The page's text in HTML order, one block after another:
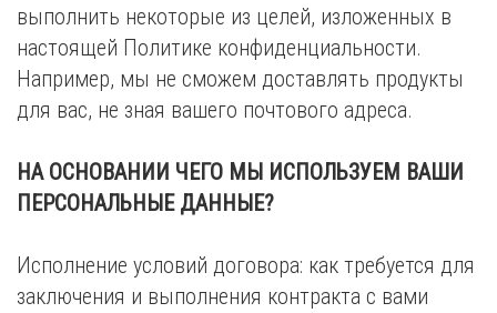
выполнить некоторые из целей, изложенных в
настоящей Политике конфиденциальности.
Например, мы не сможем доставлять продукты
для вас, не зная вашего почтового адреса.
НА ОСНОВАНИИ ЧЕГО МЫ ИСПОЛЬЗУЕМ ВАШИ
ПЕРСОНАЛЬНЫЕ ДАННЫЕ?
Исполнение условий договора: как требуется для
заключения и выполнения контракта с вами